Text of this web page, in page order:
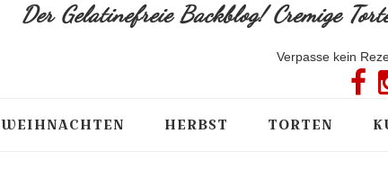
Der Gelatinefreie Backblog! Cremige
Verpasse kein
WEIHNACHTEN HERBST TORTEN